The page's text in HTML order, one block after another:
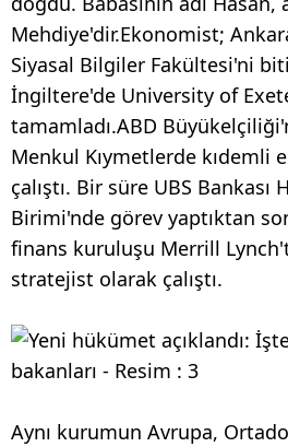
Mehdiye'dir.Ekonomist;
Siyasal Bilgiler Fakültesi'ni
İngiltere'de University of
tamamladı.ABD
Menkul Kıymetlerde kıdemli
çalıştı. Bir süre UBS Bankası
Birimi'nde görev yaptıktan
finans kuruluşu Merrill
stratejist olarak çalıştı.
Aynı kurumun Avrupa,